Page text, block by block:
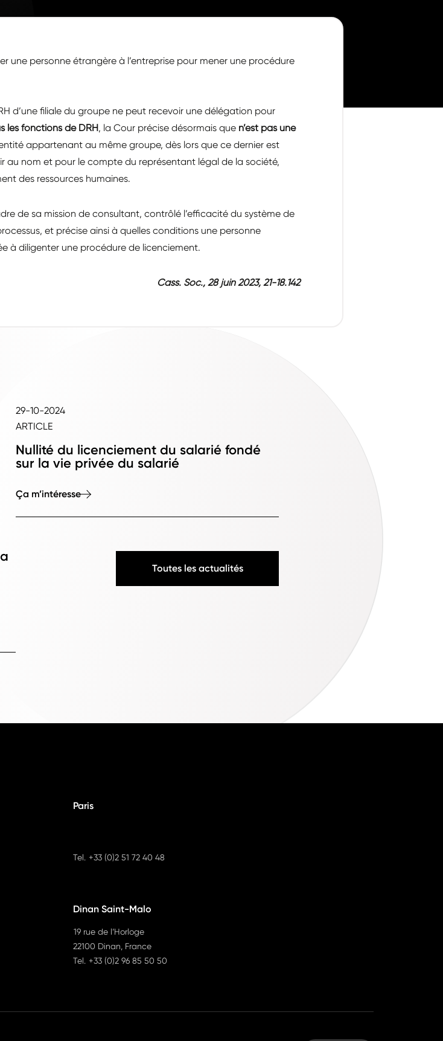
une personne étrangère à l’entreprise pour mener une procédure
d’une filiale du groupe ne peut recevoir une délégation pour
les fonctions de DRH, la Cour précise désormais que n’est pas une
appartenant au même groupe, dès lors que ce dernier est
au nom et pour le compte du représentant légal de la société,
des ressources humaines.
de sa mission de consultant, contrôlé l’efficacité du système de
et précise ainsi à quelles conditions une personne
à diligenter une procédure de licenciement.
Cass. Soc., 28 juin 2023, 21-18.142
29-10-2024
ARTICLE
Nullité du licenciement du salarié fondé
sur la vie privée du salarié
Ça m’intéresse
Toutes les actualités
Paris
Tel. +33 (0)2 51 72 40 48
Dinan Saint-Malo
19 rue de l’Horloge
22100 Dinan, France
Tel. +33 (0)2 96 85 50 50